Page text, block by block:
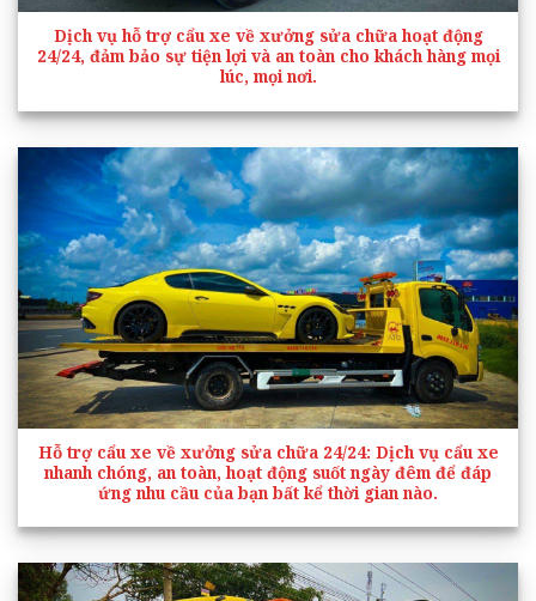
Dịch vụ hỗ trợ cẩu xe về xưởng sửa chữa hoạt động
24/24, đảm bảo sự tiện lợi và an toàn cho khách hàng mọi
lúc, mọi nơi.
Hỗ trợ cẩu xe về xưởng sửa chữa 24/24: Dịch vụ cẩu xe
nhanh chóng, an toàn, hoạt động suốt ngày đêm để đáp
ứng nhu cầu của bạn bất kể thời gian nào.